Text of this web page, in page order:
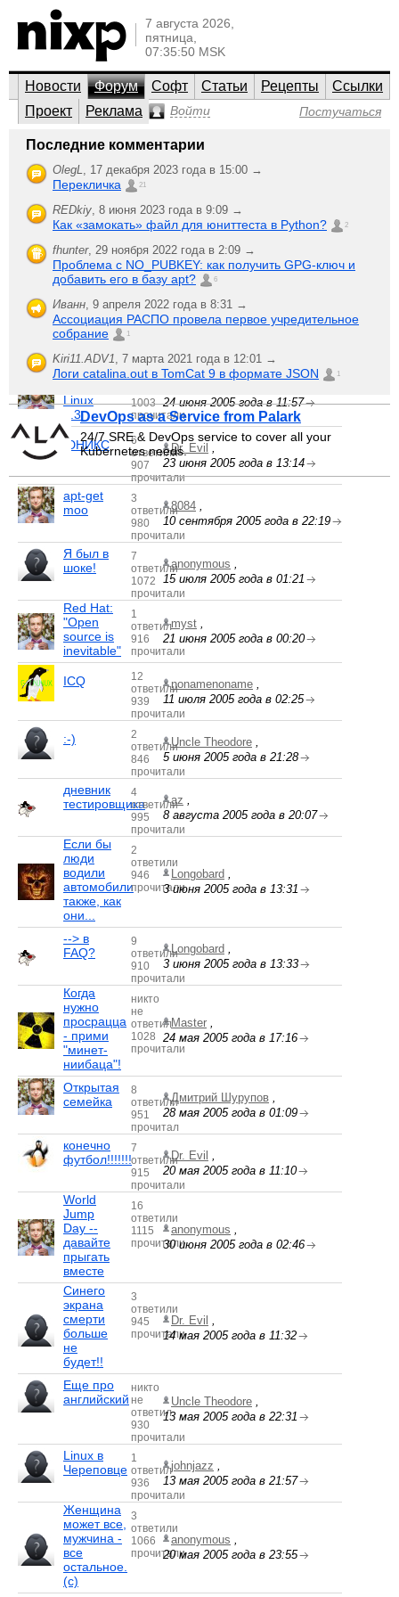
7 августа 2026,
пятница,
07:35:50 MSK
Новости Форум Софт Статьи Рецепты
Ссылки
Проект
Реклама Войти Постучаться
Sex & Drugs & Rock’N'Roll
Offtopic
Про жизнь, юмор и прочий досуг.
Создать
новую тему
;-)
Последняя активность
Медное
Озеро
2005!!!
20
ответили
1080
прочитали
sky,
11 июля 2005 года в 09:13
The Hello
World
Collection
2
прочитали
Longobard,
Новая
Linux
7.3
4
1003
прочитали
24 июня 2005 года в 11:57
ЮНИКС
6
ответили
907
прочитали
Dr. Evil ,
23 июня 2005 года в 13:14
apt-get
moo
3
ответили
980
прочитали
8084 ,
10 сентября 2005 года в 22:19
Я был в
шоке!
7
ответили
1072
прочитали
anonymous ,
15 июля 2005 года в 01:21
Red Hat:
"Open
source is
inevitable"
1
ответил
916
прочитали
myst ,
21 июня 2005 года в 00:20
ICQ
12
ответили
939
прочитали
nonamenoname ,
11 июля 2005 года в 02:25
:-)
2
ответили
846
прочитали
Uncle Theodore ,
5 июня 2005 года в 21:28
дневник
тестировщика
4
ответили
995
прочитали
az ,
8 августа 2005 года в 20:07
Если бы
люди
водили
автомобили
также, как
они...
2
ответили
946
прочитали
Longobard ,
3 июня 2005 года в 13:31
--> в
FAQ?
9
ответили
910
прочитали
Longobard ,
3 июня 2005 года в 13:33
Когда
нужно
просрацца
- прими
"минет-
ниибаца"!
никто
не
ответил
1028
прочитали
Master ,
24 мая 2005 года в 17:16
Открытая
семейка
8
ответили
951
прочитал
Дмитрий Шурупов ,
28 мая 2005 года в 01:09
конечно
футбол!!!!!!!
7
ответили
915
прочитали
Dr. Evil ,
20 мая 2005 года в 11:10
World
Jump
Day --
давайте
прыгать
вместе
16
ответили
1115
прочитали
anonymous ,
30 июня 2005 года в 02:46
Синего
экрана
смерти
больше
не
будет!!
3
ответили
945
прочитали
Dr. Evil ,
14 мая 2005 года в 11:32
Еще про
английский
никто
не
ответил
930
прочитали
Uncle Theodore ,
13 мая 2005 года в 22:31
Linux в
Череповце
1
ответил
936
прочитали
johnjazz ,
13 мая 2005 года в 21:57
Женщина
может все,
мужчина -
все
остальное.
(с)
3
ответили
1066
прочитали
anonymous ,
20 мая 2005 года в 23:55
Последние комментарии
OlegL, 17 декабря 2023 года в 15:00 →
Перекличка 21
REDkiy, 8 июня 2023 года в 9:09 →
Как «замокать» файл для юниттеста в Python? 2
fhunter, 29 ноября 2022 года в 2:09 →
Проблема с NO_PUBKEY: как получить GPG-ключ и
добавить его в базу apt?
6
Иванн, 9 апреля 2022 года в 8:31 →
Ассоциация РАСПО провела первое учредительное
собрание
1
Kiri11.ADV1, 7 марта 2021 года в 12:01 →
Логи catalina.out в TomCat 9 в формате JSON 1
DevOps as a Service from Palark
24/7 SRE & DevOps service to cover all your
Kubernetes needs.